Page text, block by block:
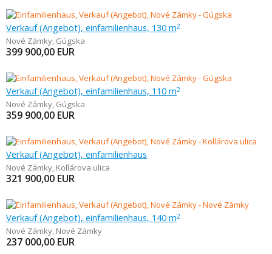
Verkauf (Angebot), einfamilienhaus, 130 m2
Nové Zámky, Gúgska
399 900,00 EUR
Verkauf (Angebot), einfamilienhaus, 110 m2
Nové Zámky, Gúgska
359 900,00 EUR
Verkauf (Angebot), einfamilienhaus
Nové Zámky, Kollárova ulica
321 900,00 EUR
Verkauf (Angebot), einfamilienhaus, 140 m2
Nové Zámky, Nové Zámky
237 000,00 EUR